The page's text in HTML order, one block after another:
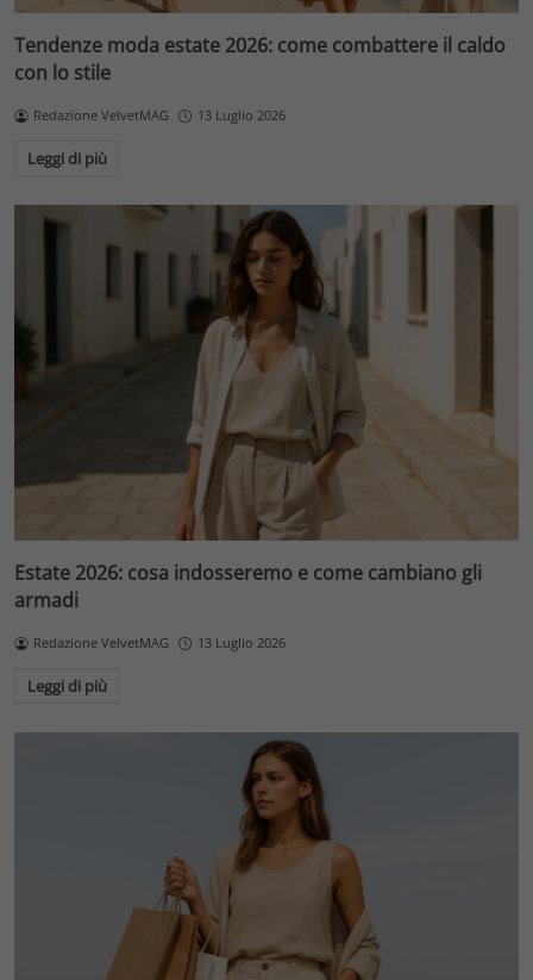
Tendenze moda estate 2026: come combattere il caldo
con lo stile
Redazione VelvetMAG 13 Luglio 2026
Leggi di più
Estate 2026: cosa indosseremo e come cambiano gli
armadi
Redazione VelvetMAG 13 Luglio 2026
Leggi di più